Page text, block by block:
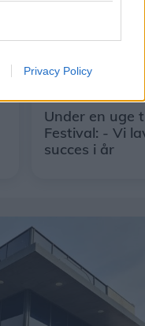
Privacy Policy
Under en uge
Festival: - Vi
succes i år